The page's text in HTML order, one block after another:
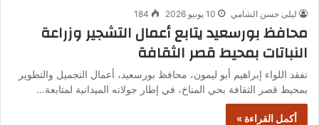
ليلى حسن الشامي 10 يونيو 2026 184
محافظ بورسعيد يتابع أعمال التشجير وزراعة
النباتات بمحيط قصر الثقافة
تفقد اللواء إبراهيم أبو ليمون، محافظ بورسعيد، أعمال التجميل والتطوير
بمحيط قصر الثقافة بحي المناخ، في إطار جولاته الميدانية لمتابعة…
أكمل القراءة »